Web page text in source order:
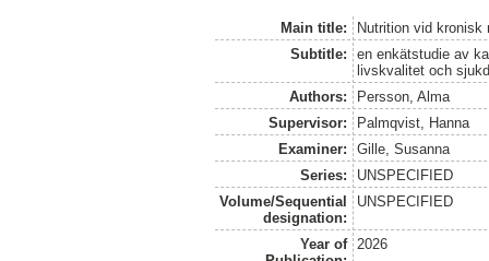
Main title:
Nutrition vid
Subtitle:
en enkätstudie av
livskvalitet och
Authors:
Persson, Alma
Supervisor:
Palmqvist, Hanna
Examiner:
Gille, Susanna
Series:
UNSPECIFIED
Volume/Sequential
designation:
UNSPECIFIED
Year of
2026